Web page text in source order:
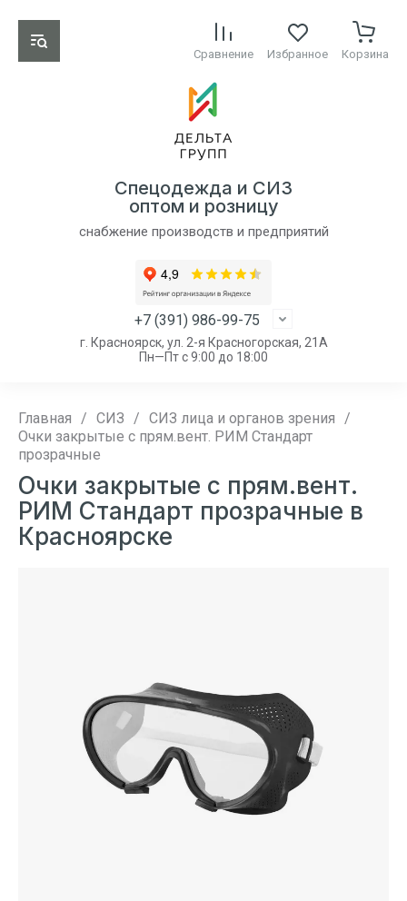
Спецодежда и СИЗ
оптом и розницу
снабжение производств и предприятий
+7 (391) 986-99-75
г. Красноярск, ул. 2-я Красногорская, 21А
Пн—Пт с 9:00 до 18:00
Сравнение Избранное Корзина
Главная / СИЗ / СИЗ лица и органов зрения /
Очки закрытые с прям.вент. РИМ Стандарт
прозрачные
Очки закрытые с прям.вент.
РИМ Стандарт прозрачные в
Красноярске